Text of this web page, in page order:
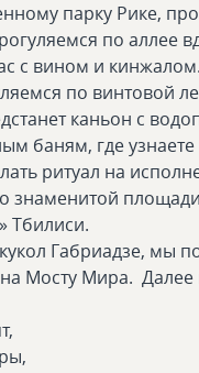
парку Рике,
по аллее
с вином и
по винтовой
каньон с
баням, где
ритуал на
знаменитой
Тбилиси.
Габриадзе, мы
Мосту Мира. Далее